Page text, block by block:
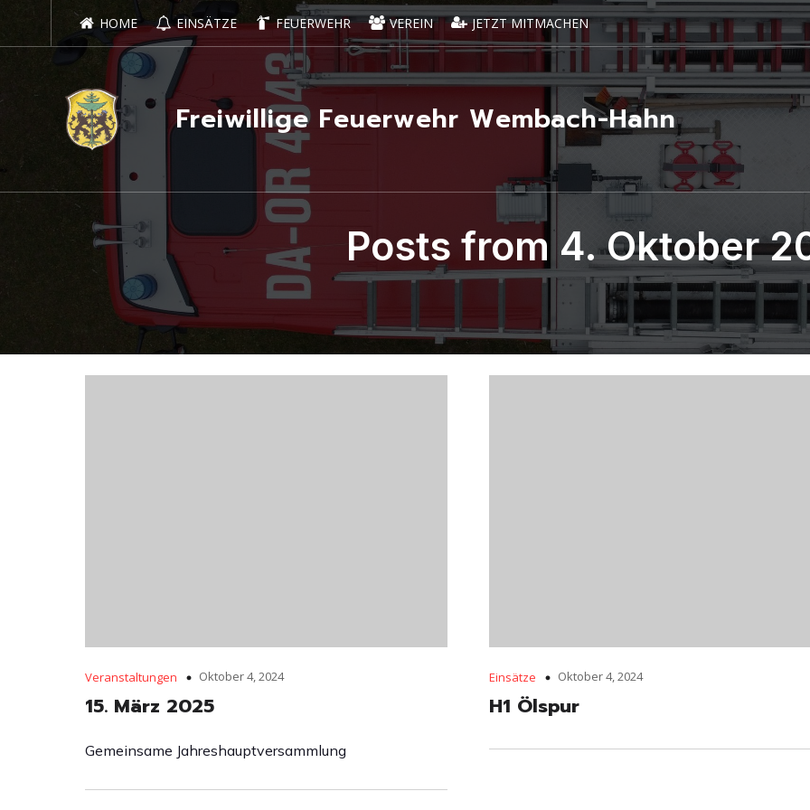
HOME EINSÄTZE FEUERWEHR VEREIN JETZT MITMACHEN
Freiwillige Feuerwehr Wembach-Hahn
Posts from 4. Oktober
Veranstaltungen Oktober 4, 2024
15. März 2025
Gemeinsame Jahreshauptversammlung
Einsätze Oktober 4, 2024
H1 Ölspur